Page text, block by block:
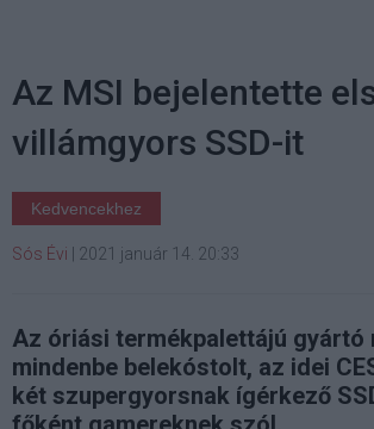
Az MSI bejelentette
villámgyors SSD-it
Kedvencekhez
Sós Évi 2021 január 14. 20:33
Az óriási termékpalettájú gyártó
mindenbe belekóstolt, az idei
két szupergyorsnak ígérkező